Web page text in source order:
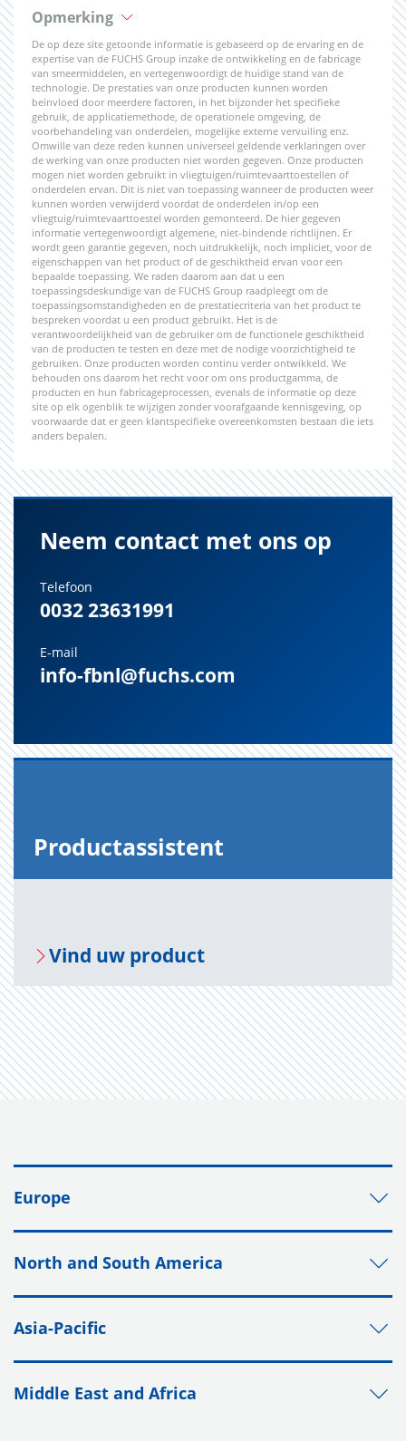
Opmerking
De op deze site getoonde informatie is gebaseerd op de ervaring en de
expertise van de FUCHS Group inzake de ontwikkeling en de fabricage
van smeermiddelen, en vertegenwoordigt de huidige stand van de
technologie. De prestaties van onze producten kunnen worden
beïnvloed door meerdere factoren, in het bijzonder het specifieke
gebruik, de applicatiemethode, de operationele omgeving, de
voorbehandeling van onderdelen, mogelijke externe vervuiling enz.
Omwille van deze reden kunnen universeel geldende verklaringen over
de werking van onze producten niet worden gegeven. Onze producten
mogen niet worden gebruikt in vliegtuigen/ruimtevaarttoestellen of
onderdelen ervan. Dit is niet van toepassing wanneer de producten weer
kunnen worden verwijderd voordat de onderdelen in/op een
vliegtuig/ruimtevaarttoestel worden gemonteerd. De hier gegeven
informatie vertegenwoordigt algemene, niet-bindende richtlijnen. Er
wordt geen garantie gegeven, noch uitdrukkelijk, noch impliciet, voor de
eigenschappen van het product of de geschiktheid ervan voor een
bepaalde toepassing. We raden daarom aan dat u een
toepassingsdeskundige van de FUCHS Group raadpleegt om de
toepassingsomstandigheden en de prestatiecriteria van het product te
bespreken voordat u een product gebruikt. Het is de
verantwoordelijkheid van de gebruiker om de functionele geschiktheid
van de producten te testen en deze met de nodige voorzichtigheid te
gebruiken. Onze producten worden continu verder ontwikkeld. We
behouden ons daarom het recht voor om ons productgamma, de
producten en hun fabricageprocessen, evenals de informatie op deze
site op elk ogenblik te wijzigen zonder voorafgaande kennisgeving, op
voorwaarde dat er geen klantspecifieke overeenkomsten bestaan die iets
anders bepalen.
Neem contact met ons op
Telefoon
0032 23631991
E-mail
info-fbnl@fuchs.com
Pro­duct­as­sis­tent
Vind uw pro­duct
Europe
North and South America
Asia-Pacific
Middle East and Africa